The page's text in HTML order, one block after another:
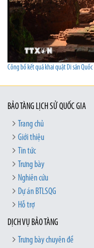
Công bố kết quả khai quật Di sản
BẢO TÀNG LỊCH SỬ QUỐC GIA
Trang chủ
Giới thiệu
Tin tức
Trưng bày
Nghiên cứu
Dự án BTLSQG
Hỗ trợ
DỊCH VỤ BẢO TÀNG
Trưng bày chuyên đề